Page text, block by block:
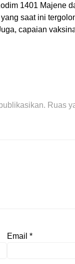
1401 Majene
saat ini
capaian
Ruas
Email *